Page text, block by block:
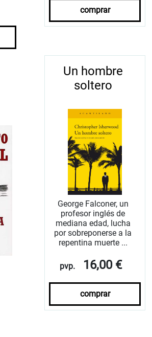
comprar
Un hombre
soltero
George Falconer, un
profesor inglés de
mediana edad, lucha
por sobreponerse a la
repentina muerte ...
pvp. 16,00 €
comprar